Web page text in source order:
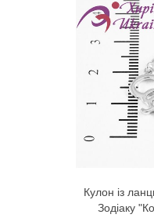
Кулон із
Зодіаку